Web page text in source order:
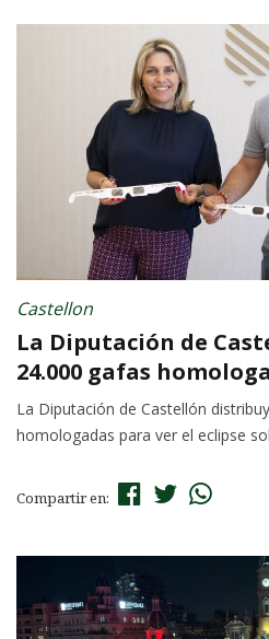
Castellon
La Diputación de
24.000 gafas
La Diputación de Castellón
homologadas para ver el eclipse
Compartir en: